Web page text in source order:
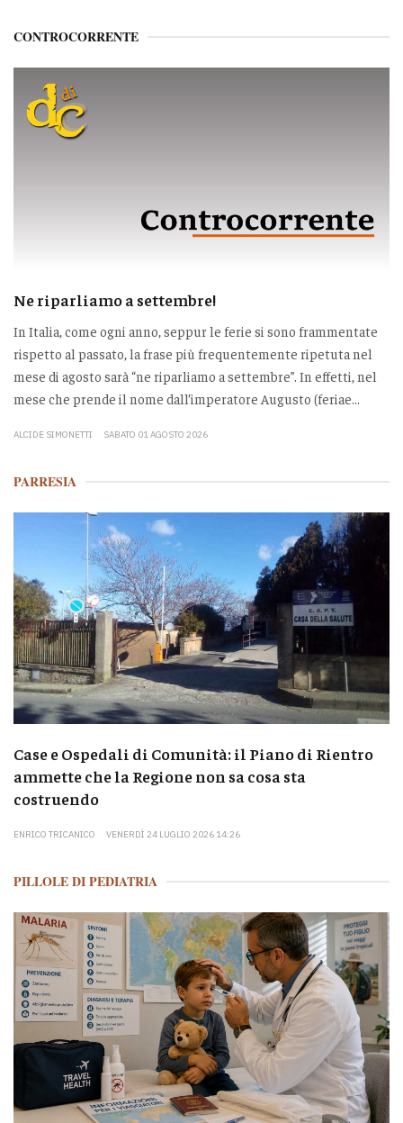
CONTROCORRENTE
Ne riparliamo a settembre!
In Italia, come ogni anno, seppur le ferie si sono frammentate
rispetto al passato, la frase più frequentemente ripetuta nel
mese di agosto sarà “ne riparliamo a settembre”. In effetti, nel
mese che prende il nome dall’imperatore Augusto (feriae...
ALCIDE SIMONETTI SABATO 01 AGOSTO 2026
PARRESIA
Case e Ospedali di Comunità: il Piano di Rientro
ammette che la Regione non sa cosa sta
costruendo
ENRICO TRICANICO VENERDÌ 24 LUGLIO 2026 14:26
PILLOLE DI PEDIATRIA